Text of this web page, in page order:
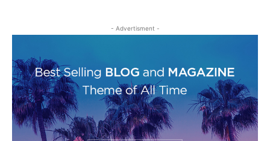
- Advertisment -